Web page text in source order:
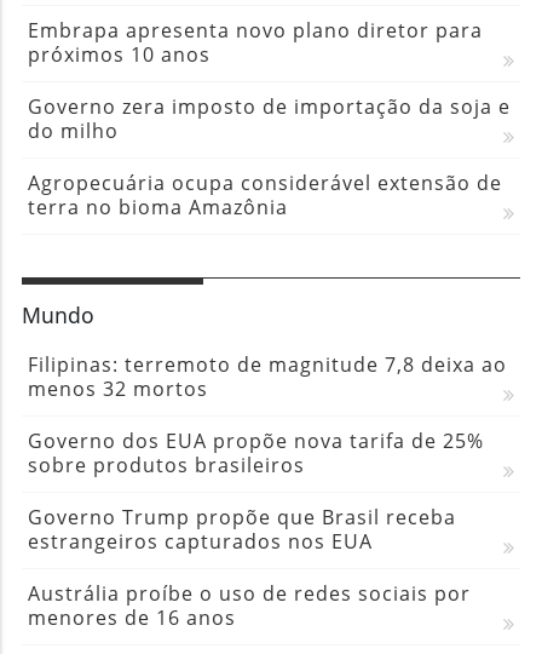
Embrapa apresenta novo plano diretor para
próximos 10 anos
Governo zera imposto de importação da soja e
do milho
Agropecuária ocupa considerável extensão de
terra no bioma Amazônia
Mundo
Filipinas: terremoto de magnitude 7,8 deixa ao
menos 32 mortos
Governo dos EUA propõe nova tarifa de 25%
sobre produtos brasileiros
Governo Trump propõe que Brasil receba
estrangeiros capturados nos EUA
Austrália proíbe o uso de redes sociais por
menores de 16 anos